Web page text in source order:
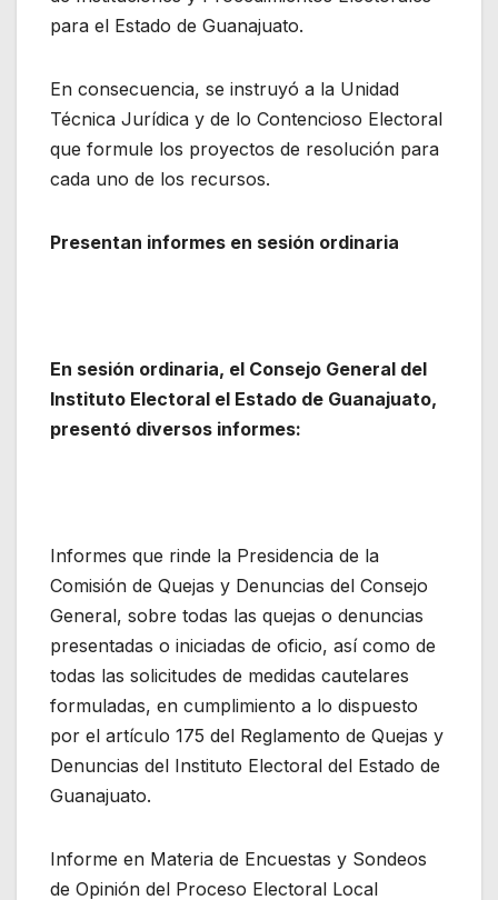
para el Estado de Guanajuato.
En consecuencia, se instruyó a la Unidad
Técnica Jurídica y de lo Contencioso Electoral
que formule los proyectos de resolución para
cada uno de los recursos.
Presentan informes en sesión ordinaria
En sesión ordinaria, el Consejo General del
Instituto Electoral el Estado de Guanajuato,
presentó diversos informes:
Informes que rinde la Presidencia de la
Comisión de Quejas y Denuncias del Consejo
General, sobre todas las quejas o denuncias
presentadas o iniciadas de oficio, así como de
todas las solicitudes de medidas cautelares
formuladas, en cumplimiento a lo dispuesto
por el artículo 175 del Reglamento de Quejas y
Denuncias del Instituto Electoral del Estado de
Guanajuato.
Informe en Materia de Encuestas y Sondeos
de Opinión del Proceso Electoral Local